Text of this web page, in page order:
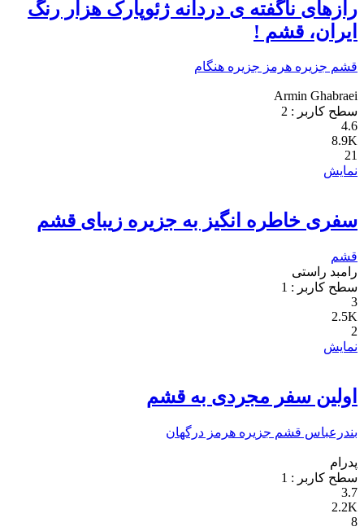
رازهای ناگفته ی دردانه ژئوپارک هزار رنگ
ایران، قشم !
قشم جزیره هرمز جزیره هنگام
Armin Ghabraei
سطح کاربر : 2
4.6
8.9K
21
نمایش
سفری خاطره انگیز به جزیره زیبای قشم
قشم
رامبد راستی
سطح کاربر : 1
3
2.5K
2
نمایش
اولین سفر مجردی به قشم
بندرعباس قشم جزیره هرمز درگهان
پدرام
سطح کاربر : 1
3.7
2.2K
8